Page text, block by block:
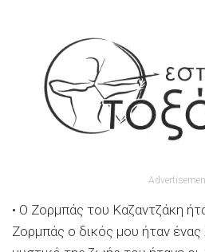
• Ο Ζορμπάς του Καζαντζάκη
Ζορμπάς ο δικός μου ήταν